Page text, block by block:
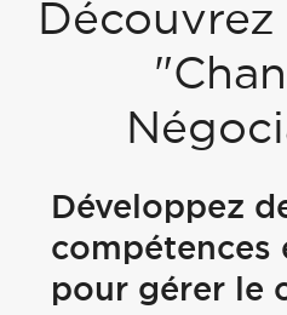
Développez
compétences
pour gérer le